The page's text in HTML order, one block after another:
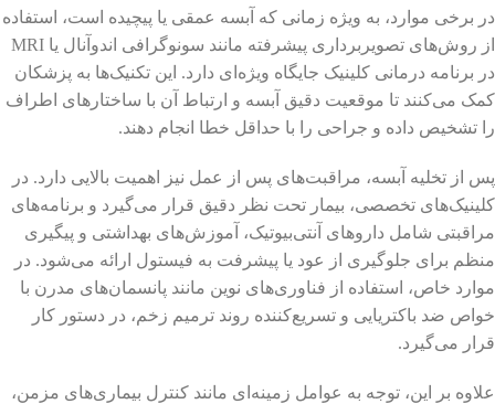
در برخی موارد، به ویژه زمانی که آبسه عمقی یا پیچیده است، استفاده
از روش‌های تصویربرداری پیشرفته مانند سونوگرافی اندوآنال یا MRI
در برنامه درمانی کلینیک جایگاه ویژه‌ای دارد. این تکنیک‌ها به پزشکان
کمک می‌کنند تا موقعیت دقیق آبسه و ارتباط آن با ساختارهای اطراف
را تشخیص داده و جراحی را با حداقل خطا انجام دهند.
پس از تخلیه آبسه، مراقبت‌های پس از عمل نیز اهمیت بالایی دارد. در
کلینیک‌های تخصصی، بیمار تحت نظر دقیق قرار می‌گیرد و برنامه‌های
مراقبتی شامل داروهای آنتی‌بیوتیک، آموزش‌های بهداشتی و پیگیری
منظم برای جلوگیری از عود یا پیشرفت به فیستول ارائه می‌شود. در
موارد خاص، استفاده از فناوری‌های نوین مانند پانسمان‌های مدرن با
خواص ضد باکتریایی و تسریع‌کننده روند ترمیم زخم، در دستور کار
قرار می‌گیرد.
علاوه بر این، توجه به عوامل زمینه‌ای مانند کنترل بیماری‌های مزمن،